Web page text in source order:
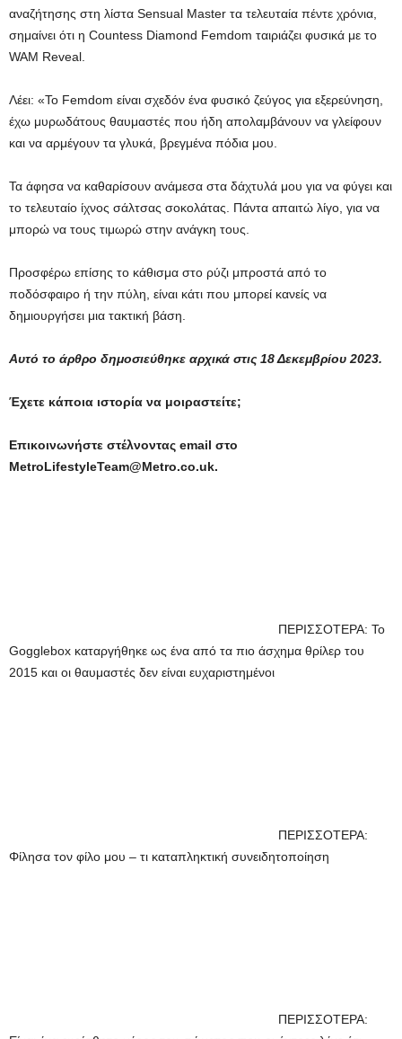
αναζήτησης στη λίστα Sensual Master τα τελευταία πέντε χρόνια,
σημαίνει ότι η Countess Diamond Femdom ταιριάζει φυσικά με το
WAM Reveal.
Λέει: «Το Femdom είναι σχεδόν ένα φυσικό ζεύγος για εξερεύνηση,
έχω μυρωδάτους θαυμαστές που ήδη απολαμβάνουν να γλείφουν
και να αρμέγουν τα γλυκά, βρεγμένα πόδια μου.
Τα άφησα να καθαρίσουν ανάμεσα στα δάχτυλά μου για να φύγει και
το τελευταίο ίχνος σάλτσας σοκολάτας. Πάντα απαιτώ λίγο, για να
μπορώ να τους τιμωρώ στην ανάγκη τους.
Προσφέρω επίσης το κάθισμα στο ρύζι μπροστά από το
ποδόσφαιρο ή την πύλη, είναι κάτι που μπορεί κανείς να
δημιουργήσει μια τακτική βάση.
Αυτό το άρθρο δημοσιεύθηκε αρχικά στις 18 Δεκεμβρίου 2023.
Έχετε κάποια ιστορία να μοιραστείτε;
Επικοινωνήστε στέλνοντας email στο
MetroLifestyleTeam@Metro.co.uk.
ΠΕΡΙΣΣΟΤΕΡΑ: Το
Gogglebox καταργήθηκε ως ένα από τα πιο άσχημα θρίλερ του
2015 και οι θαυμαστές δεν είναι ευχαριστημένοι
ΠΕΡΙΣΣΟΤΕΡΑ:
Φίλησα τον φίλο μου – τι καταπληκτική συνειδητοποίηση
ΠΕΡΙΣΣΟΤΕΡΑ: